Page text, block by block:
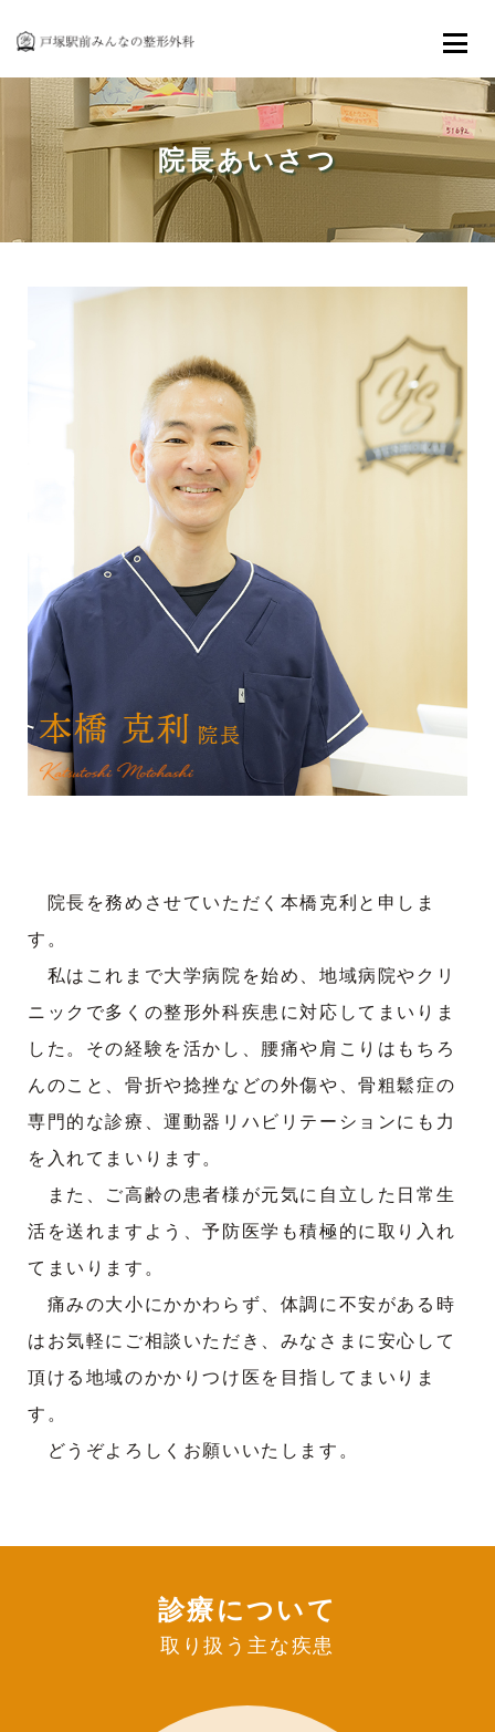
ご来院の方へ
各種検査・機器
リハビリテーション
アクセス
お知らせ
お問い合わせ・採用情報
院長あいさつ
本橋 克利 院長
院長を務めさせていただく本橋克利と申しま
す。
私はこれまで大学病院を始め、地域病院やクリ
ニックで多くの整形外科疾患に対応してまいりま
した。その経験を活かし、腰痛や肩こりはもちろ
んのこと、骨折や捻挫などの外傷や、骨粗鬆症の
専門的な診療、運動器リハビリテーションにも力
を入れてまいります。
また、ご高齢の患者様が元気に自立した日常生
活を送れますよう、予防医学も積極的に取り入れ
てまいります。
痛みの大小にかかわらず、体調に不安がある時
はお気軽にご相談いただき、みなさまに安心して
頂ける地域のかかりつけ医を目指してまいりま
す。
どうぞよろしくお願いいたします。
診療について
取り扱う主な疾患